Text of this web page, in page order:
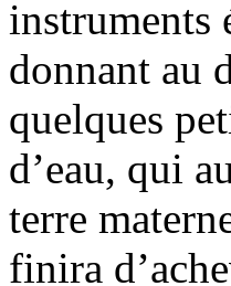
instruments
donnant au
quelques
d’eau, qui
terre
finira